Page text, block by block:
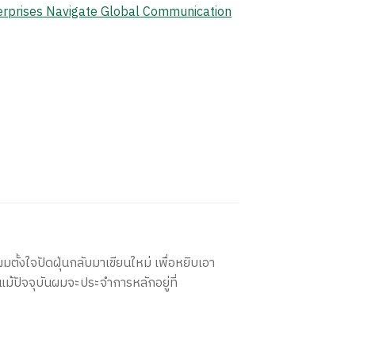
Navigate Global Communication
งใจปัดฝุ่นกลับมาเขียนใหม่ เพื่อหยิบเอา
ม้ปัจจุบันผมจะประจำการหลักอยู่ที่